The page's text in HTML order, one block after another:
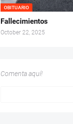
OBITUARIO
Fallecimientos
October 22, 2025
Comenta aquí!